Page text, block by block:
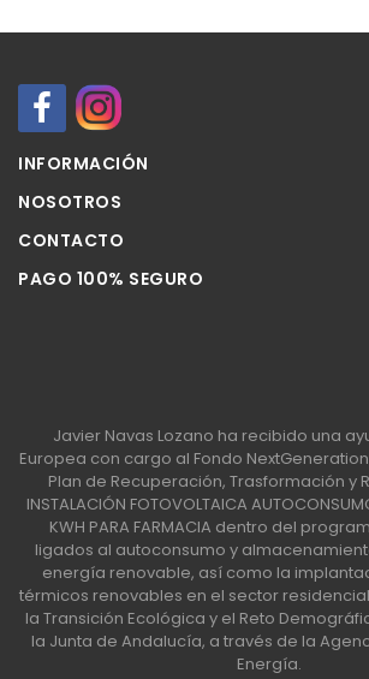
INFORMACIÓN
NOSOTROS
CONTACTO
PAGO 100% SEGURO
Javier Navas Lozano ha recibido una
Europea con cargo al Fondo
Plan de Recuperación, Trasformación y
INSTALACIÓN FOTOVOLTAICA
KWH PARA FARMACIA dentro del
ligados al autoconsumo y
energía renovable, así como la
térmicos renovables en el sector
la Transición Ecológica y el Reto
la Junta de Andalucía, a través de la
Energía.